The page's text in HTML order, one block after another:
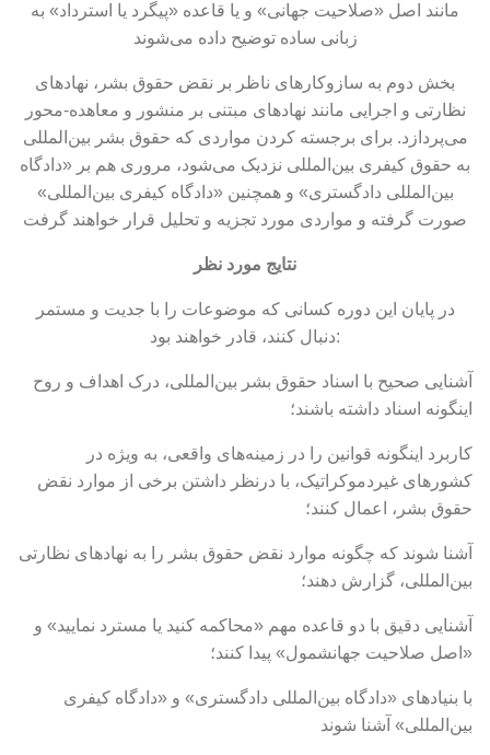
مانند اصل «صلاحیت جهانی» و یا قاعده «پیگرد یا استرداد» به
زبانی ساده توضیح داده می‌شوند
بخش دوم به سازوکارهای ناظر بر نقض حقوق بشر، نهادهای
نظارتی و اجرایی مانند نهادهای مبتنی بر منشور و معاهده-محور
می‌پردازد. برای برجسته کردن مواردی که حقوق بشر بین‌المللی
به حقوق کیفری بین‌المللی نزدیک می‌شود، مروری هم بر «دادگاه
بین‌المللی دادگستری» و همچنین «دادگاه کیفری بین‌المللی»
صورت گرفته و مواردی مورد تجزیه و تحلیل قرار خواهند گرفت
نتایج مورد نظر
در پایان این دوره کسانی که موضوعات را با جدیت و مستمر
دنبال کنند، قادر خواهند بود:
آشنایی صحیح با اسناد حقوق بشر بین‌المللی، درک اهداف و روح
اینگونه اسناد داشته باشند؛
کاربرد اینگونه قوانین را در زمینه‌های واقعی، به ویژه در
کشورهای غیردموکراتیک، با درنظر داشتن برخی از موارد نقض
حقوق بشر، اعمال کنند؛
آشنا شوند که چگونه موارد نقض حقوق بشر را به نهادهای نظارتی
بین‌المللی، گزارش دهند؛
آشنایی دقیق با دو قاعده مهم «محاکمه کنید یا مسترد نمایید» و
«اصل صلاحیت جهانشمول» پیدا کنند؛
با بنیادهای «دادگاه بین‌المللی دادگستری» و «دادگاه کیفری
بین‌المللی» آشنا شوند